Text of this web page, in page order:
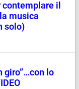
il
musica
solo)
giro”…con lo